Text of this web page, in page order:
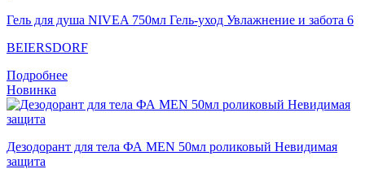
Гель для душа NIVEA 750мл Гель-уход Увлажнение и забота 6
BEIERSDORF
Подробнее
Новинка
Дезодорант для тела ФА MEN 50мл роликовый Невидимая
защита